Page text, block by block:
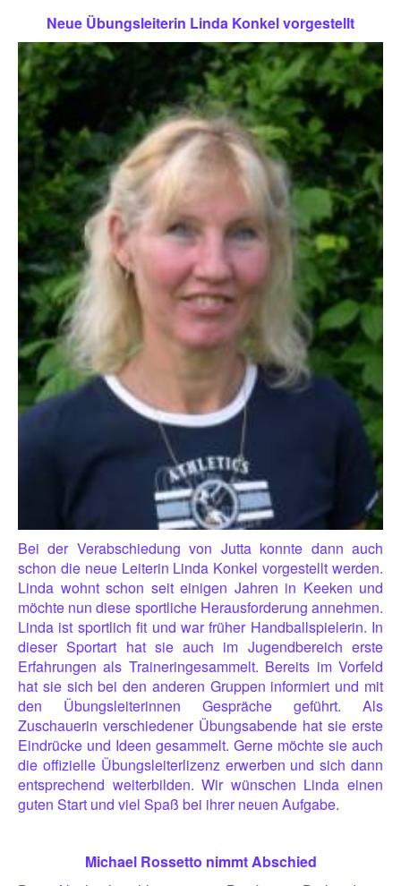
Neue Übungsleiterin Linda Konkel vorgestellt
Bei der Verabschiedung von Jutta konnte dann auch
schon die neue Leiterin Linda Konkel vorgestellt werden.
Linda wohnt schon seit einigen Jahren in Keeken und
möchte nun diese sportliche Herausforderung annehmen.
Linda ist sportlich fit und war früher Handballspielerin. In
dieser Sportart hat sie auch im Jugendbereich erste
Erfahrungen als Traineringesammelt. Bereits im Vorfeld
hat sie sich bei den anderen Gruppen informiert und mit
den Übungsleiterinnen Gespräche geführt. Als
Zuschauerin verschiedener Übungsabende hat sie erste
Eindrücke und Ideen gesammelt. Gerne möchte sie auch
die offizielle Übungsleiterlizenz erwerben und sich dann
entsprechend weiterbilden. Wir wünschen Linda einen
guten Start und viel Spaß bei ihrer neuen Aufgabe.
Michael Rossetto nimmt Abschied